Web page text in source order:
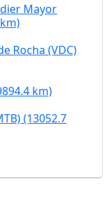
Mayor
Rocha (VDC)
km)
(13052.7